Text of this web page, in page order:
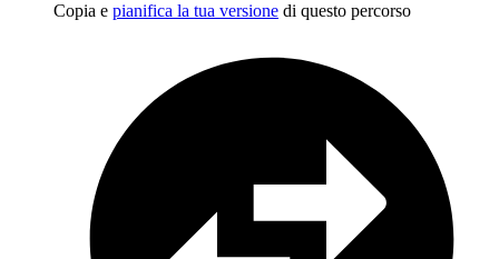
Copia e pianifica la tua versione di questo percorso